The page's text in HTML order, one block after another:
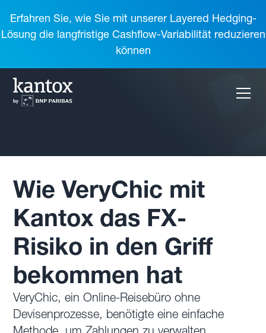
Erfahren Sie, wie Sie mit unserer Layered Hedging-
Lösung die langfristige Cashflow-Variabilität reduzieren
können
Wie VeryChic mit
Kantox das FX-
Risiko in den Griff
bekommen hat
VeryChic, ein Online-Reisebüro ohne
Devisenprozesse, benötigte eine einfache